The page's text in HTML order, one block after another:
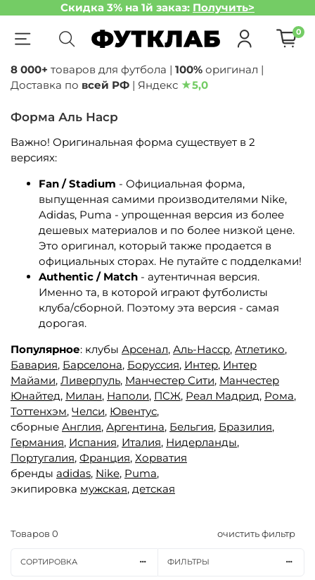
Скидка 3% на 1й заказ: Получить>
0
8 000+ товаров для футбола | 100% оригинал |
Доставка по всей РФ | Яндекс ★5,0
Форма Аль Наср
Важно! Оригинальная форма существует в 2
версиях:
Fan / Stadium - Официальная форма,
выпущенная самими производителями Nike,
Adidas, Puma - упрощенная версия из более
дешевых материалов и по более низкой цене.
Это оригинал, который также продается в
официальных сторах. Не путайте с подделками!
Authentic / Match - аутентичная версия.
Именно та, в которой играют футболисты
клуба/сборной. Поэтому эта версия - самая
дорогая.
Популярное: клубы Арсенал, Аль-Насср, Атлетико,
Бавария, Барселона, Боруссия, Интер, Интер
Майами, Ливерпуль, Манчестер Сити, Манчестер
Юнайтед, Милан, Наполи, ПСЖ, Реал Мадрид, Рома,
Тоттенхэм, Челси, Ювентус,
сборные Англия, Аргентина, Бельгия, Бразилия,
Германия, Испания, Италия, Нидерланды,
Португалия, Франция, Хорватия
бренды adidas, Nike, Puma,
экипировка мужская, детская
Товаров 0 очистить фильтр
СОРТИРОВКА ФИЛЬТРЫ